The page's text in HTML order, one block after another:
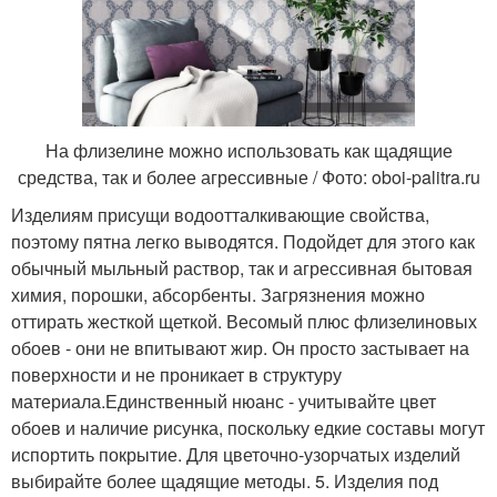
На флизелине можно использовать как щадящие
средства, так и более агрессивные / Фото: oboi-palitra.ru
Изделиям присущи водоотталкивающие свойства,
поэтому пятна легко выводятся. Подойдет для этого как
обычный мыльный раствор, так и агрессивная бытовая
химия, порошки, абсорбенты. Загрязнения можно
оттирать жесткой щеткой. Весомый плюс флизелиновых
обоев - они не впитывают жир. Он просто застывает на
поверхности и не проникает в структуру
материала.Единственный нюанс - учитывайте цвет
обоев и наличие рисунка, поскольку едкие составы могут
испортить покрытие. Для цветочно-узорчатых изделий
выбирайте более щадящие методы. 5. Изделия под